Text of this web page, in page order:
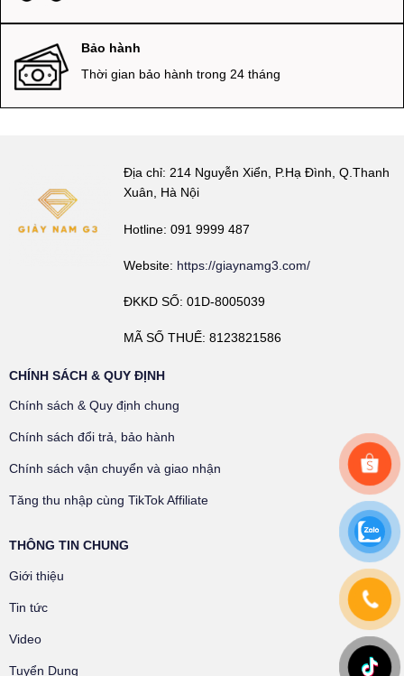
Bảo hành
Thời gian bảo hành trong 24 tháng
Địa chỉ: 214 Nguyễn Xiển, P.Hạ Đình, Q.Thanh
Xuân, Hà Nội
Hotline: 091 9999 487
Website: https://giaynamg3.com/
ĐKKD SỐ: 01D-8005039
MÃ SỐ THUẾ: 8123821586
CHÍNH SÁCH & QUY ĐỊNH
Chính sách & Quy định chung
Chính sách đổi trả, bảo hành
Chính sách vận chuyển và giao nhận
Tăng thu nhập cùng TikTok Affiliate
THÔNG TIN CHUNG
Giới thiệu
Tin tức
Video
Tuyển Dụng